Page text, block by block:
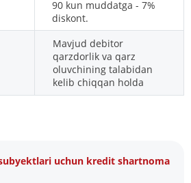
90 kun muddatga - 7%
diskont.
Mavjud debitor
qarzdorlik va qarz
oluvchining talabidan
kelib chiqqan holda
uchun kredit shartnoma